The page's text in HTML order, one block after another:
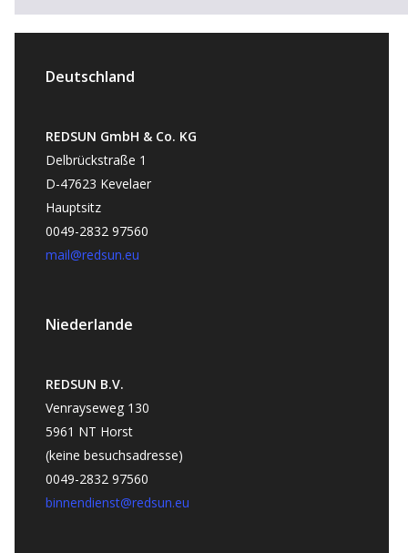
Deutschland
REDSUN GmbH & Co. KG
Delbrückstraße 1
D-47623 Kevelaer
Hauptsitz
0049-2832 97560
mail@redsun.eu
Niederlande
REDSUN B.V.
Venrayseweg 130
5961 NT Horst
(keine besuchsadresse)
0049-2832 97560
binnendienst@redsun.eu